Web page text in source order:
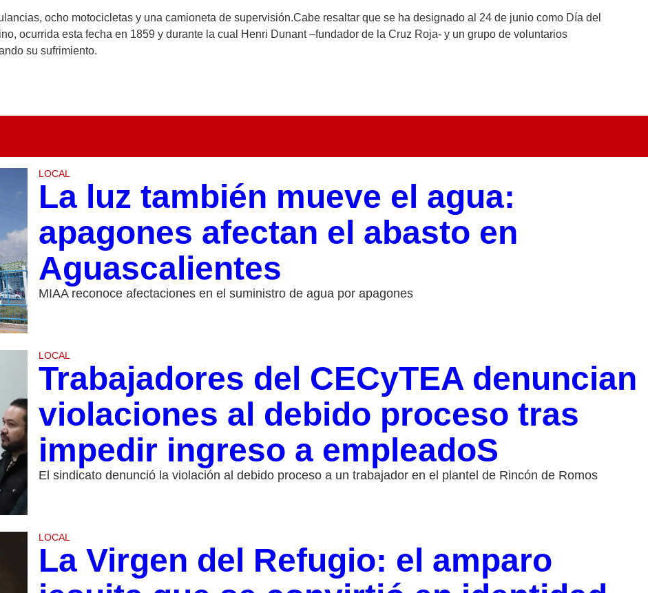
ocho motocicletas y una camioneta de supervisión.Cabe resaltar que se ha designado al 24 de junio como Día del
ocurrida esta fecha en 1859 y durante la cual Henri Dunant –fundador de la Cruz Roja- y un grupo de voluntarios
su sufrimiento.
LOCAL
La luz también mueve el agua:
apagones afectan el abasto en
Aguascalientes
MIAA reconoce afectaciones en el suministro de agua por apagones
LOCAL
Trabajadores del CECyTEA denuncian
violaciones al debido proceso tras
impedir ingreso a empleadoS
El sindicato denunció la violación al debido proceso a un trabajador en el plantel de Rincón de Romos
LOCAL
La Virgen del Refugio: el amparo